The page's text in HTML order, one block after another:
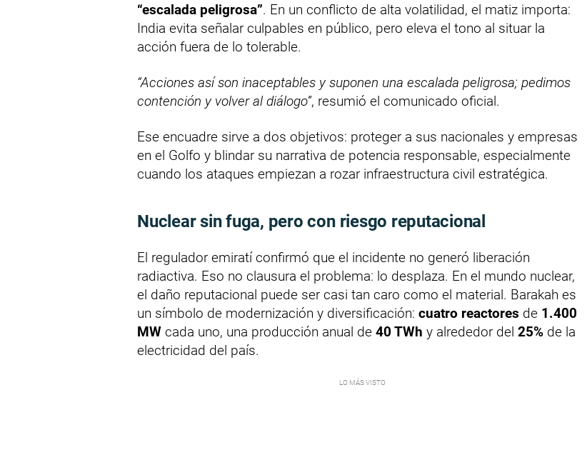
“escalada peligrosa”. En un conflicto de alta volatilidad, el matiz importa:
India evita señalar culpables en público, pero eleva el tono al situar la
acción fuera de lo tolerable.
“Acciones así son inaceptables y suponen una escalada peligrosa; pedimos
contención y volver al diálogo”, resumió el comunicado oficial.
Ese encuadre sirve a dos objetivos: proteger a sus nacionales y empresas
en el Golfo y blindar su narrativa de potencia responsable, especialmente
cuando los ataques empiezan a rozar infraestructura civil estratégica.
Nuclear sin fuga, pero con riesgo reputacional
El regulador emiratí confirmó que el incidente no generó liberación
radiactiva. Eso no clausura el problema: lo desplaza. En el mundo nuclear,
el daño reputacional puede ser casi tan caro como el material. Barakah es
un símbolo de modernización y diversificación: cuatro reactores de 1.400
MW cada uno, una producción anual de 40 TWh y alrededor del 25% de la
electricidad del país.